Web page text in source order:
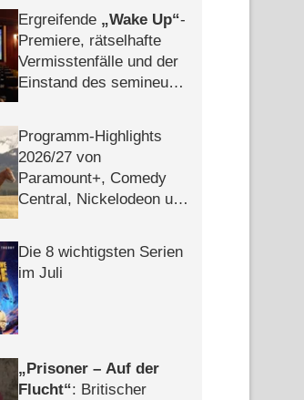
Ergreifende Wake Up -
Premiere, rätselhafte
Vermisstenfälle und der
Einstand des semineuen
Programm-Highlights
2026/​27 von
Paramount+, Comedy
Central, Nickelodeon und
Die 8 wichtigsten Serien
im Juli
Prisoner – Auf der
Flucht : Britischer